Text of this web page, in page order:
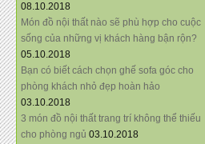
08.10.2018
Món đồ nội thất nào sẽ phù hợp cho cuộc
sống của những vị khách hàng bận rộn?
05.10.2018
Bạn có biết cách chọn ghế sofa góc cho
phòng khách nhỏ đẹp hoàn hảo
03.10.2018
3 món đồ nội thất trang trí không thể thiếu
cho phòng ngủ 03.10.2018